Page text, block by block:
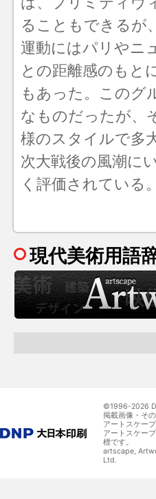
ることもできるが
運動にはパリやニ
との距離感のもと
もあった。このグ
なものだったが、
様のスタイルで多
次大戦後の風潮に
く評価されている。
現代美術用語
©1996-2026
掲載画像・そ
アートスケー
アートスケー
標です。
artscape,
Ltd.